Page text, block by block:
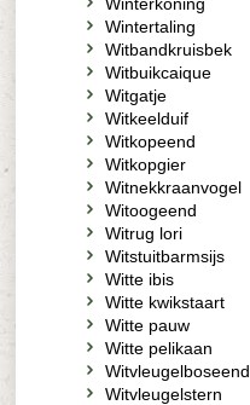
Wintertaling
Witbandkruisbek
Witbuikcaique
Witgatje
Witkeelduif
Witkopeend
Witkopgier
Witnekkraanvogel
Witoogeend
Witrug lori
Witstuitbarmsijs
Witte ibis
Witte kwikstaart
Witte pauw
Witte pelikaan
Witvleugelboseend
Witvleugelstern